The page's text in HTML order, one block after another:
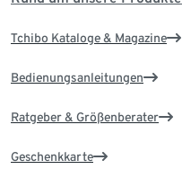
Tchibo Kataloge & Magazine
Bedienungsanleitungen
Ratgeber & Größenberater
Geschenkkarte